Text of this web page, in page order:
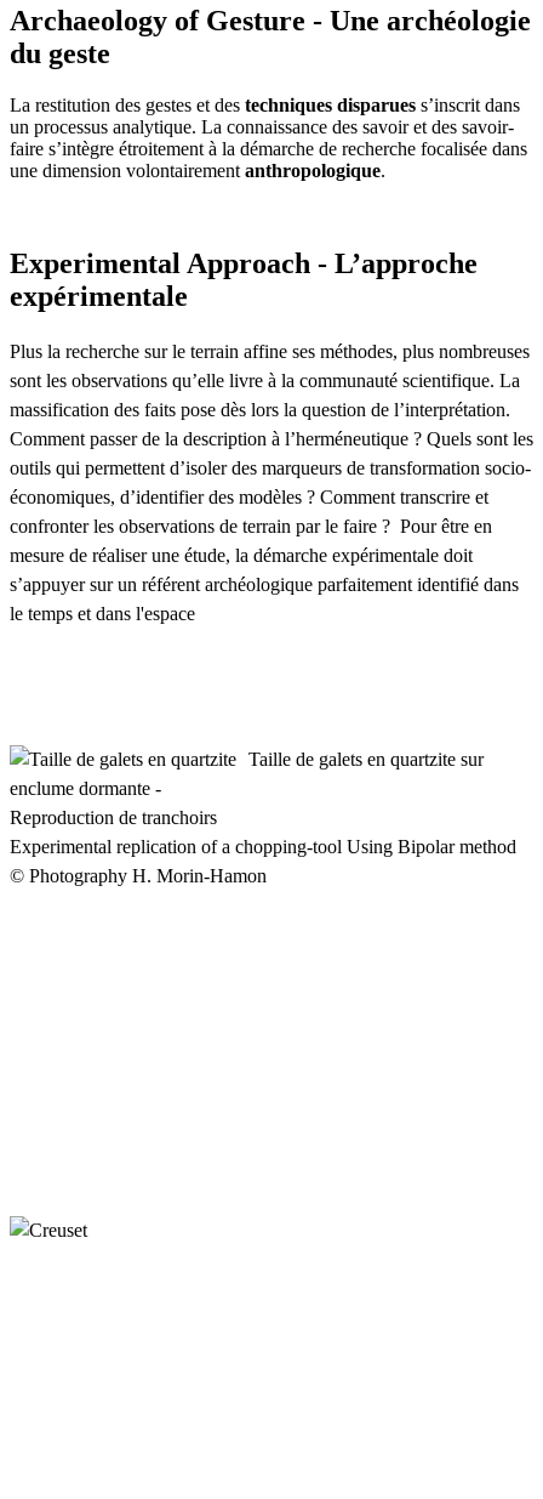
Archaeology of Gesture - Une archéologie
du geste
La restitution des gestes et des techniques disparues s’inscrit dans
un processus analytique. La connaissance des savoir et des savoir-
faire s’intègre étroitement à la démarche de recherche focalisée dans
une dimension volontairement anthropologique.
Experimental Approach - L’approche
expérimentale
Plus la recherche sur le terrain affine ses méthodes, plus nombreuses
sont les observations qu’elle livre à la communauté scientifique. La
massification des faits pose dès lors la question de l’interprétation.
Comment passer de la description à l’herméneutique ? Quels sont les
outils qui permettent d’isoler des marqueurs de transformation socio-
économiques, d’identifier des modèles ? Comment transcrire et
confronter les observations de terrain par le faire ? Pour être en
mesure de réaliser une étude, la démarche expérimentale doit
s’appuyer sur un référent archéologique parfaitement identifié dans
le temps et dans l'espace
Taille de galets en quartzite sur
enclume dormante -
Reproduction de tranchoirs
Experimental replication of a chopping-tool Using Bipolar method
© Photography H. Morin-Hamon